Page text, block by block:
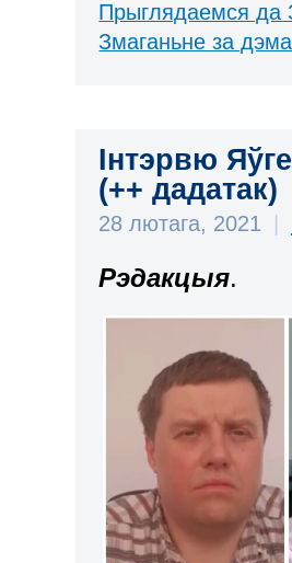
Прыглядаемся да
Змаганьне за
Інтэрвю
(++ дадатак)
28 лютага, 2021
Рэдакцыя.